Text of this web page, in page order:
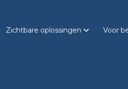
Zichtbare oplossingen Voor